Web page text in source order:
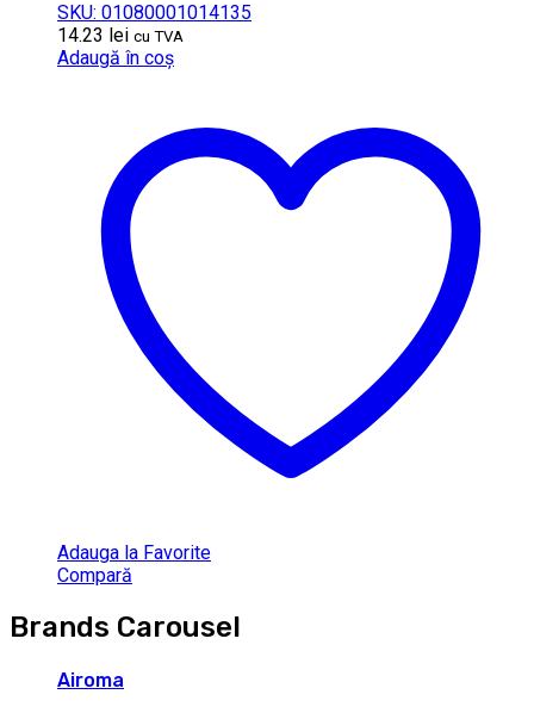
SKU: 01080001014135
14.23 lei cu TVA
Adaugă în coș
Adauga la Favorite
Compară
Brands Carousel
Airoma